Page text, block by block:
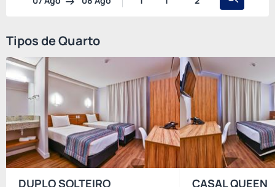
Tipos de Quarto
DUPLO SOLTEIRO CASAL QUEEN